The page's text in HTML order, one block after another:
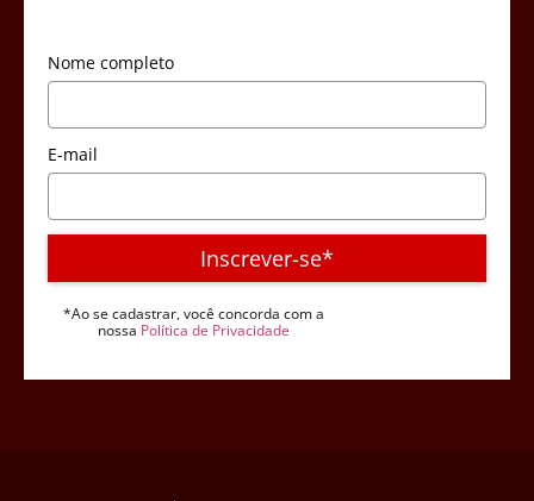
Nome completo
E-mail
Inscrever-se*
*Ao se cadastrar, você concorda com a
nossa Política de Privacidade